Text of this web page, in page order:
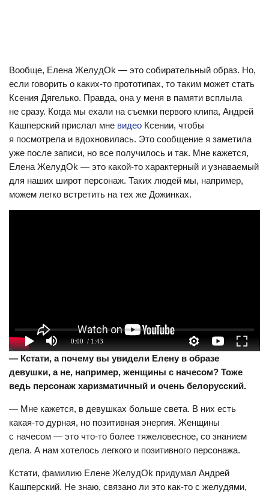
Вообще, Елена ЖелудОk — это собирательный образ. Но,
если говорить о каких-то прототипах, то таким может стать
Ксения Дягелько. Правда, она у меня в памяти всплыла
не сразу. Когда мы ехали на съемки первого клипа, Андрей
Кашперский прислал мне видео Ксении, чтобы
я посмотрела и вдохновилась. Это сообщение я заметила
уже после записи, но все получилось и так. Мне кажется,
Елена ЖелудОk — это какой-то характерный и узнаваемый
для наших широт персонаж. Таких людей мы, например,
можем легко встретить на тех же Дожинках.
0:00 / 1:43
— Кстати, а почему вы увидели Елену в образе
девушки, а не, например, женщины с начесом? Тоже
ведь персонаж харизматичный и очень белорусский.
— Мне кажется, в девушках больше света. В них есть
какая-то дурная, но позитивная энергия. Женщины
с начесом — это что-то более тяжеловесное, со знанием
дела. А нам хотелось легкого и позитивного персонажа.
Кстати, фамилию Елене ЖелудОk придумал Андрей
Кашперский. Не знаю, связано ли это как-то с желудями,